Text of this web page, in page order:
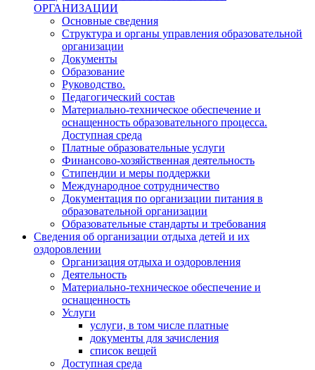
ОРГАНИЗАЦИИ
Основные сведения
Структура и органы управления образовательной
организации
Документы
Образование
Руководство.
Педагогический состав
Материально-техническое обеспечение и
оснащенность образовательного процесса.
Доступная среда
Платные образовательные услуги
Финансово-хозяйственная деятельность
Стипендии и меры поддержки
Международное сотрудничество
Документация по организации питания в
образовательной организации
Образовательные стандарты и требования
Сведения об организации отдыха детей и их
оздоровлении
Организация отдыха и оздоровления
Деятельность
Материально-техническое обеспечение и
оснащенность
Услуги
услуги, в том числе платные
документы для зачисления
список вещей
Доступная среда